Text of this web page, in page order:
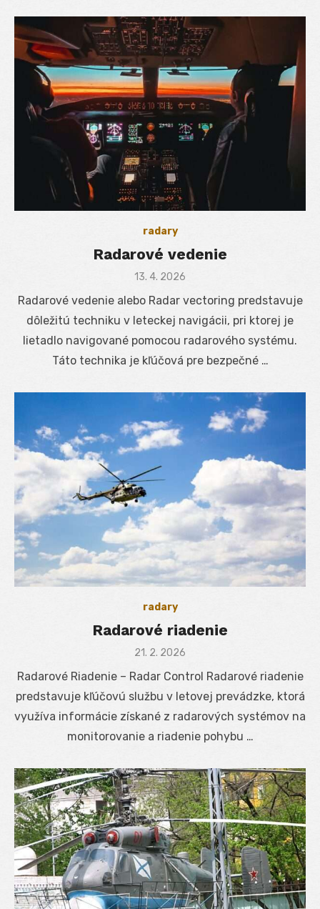
radary
Radarové vedenie
Posted
13. 4. 2026
Radarové vedenie alebo Radar vectoring predstavuje
dôležitú techniku v leteckej navigácii, pri ktorej je
lietadlo navigované pomocou radarového systému.
Táto technika je kľúčová pre bezpečné …
radary
Radarové riadenie
Posted
21. 2. 2026
Radarové Riadenie – Radar Control Radarové riadenie
predstavuje kľúčovú službu v letovej prevádzke, ktorá
využíva informácie získané z radarových systémov na
monitorovanie a riadenie pohybu …